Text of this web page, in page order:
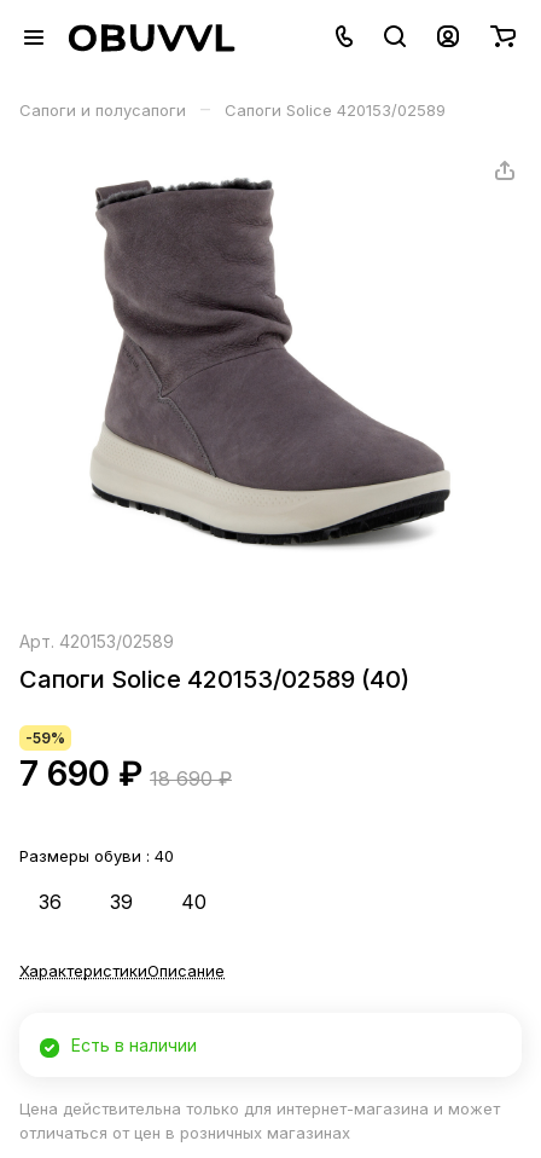
Сапоги и полусапоги – Сапоги Solice 420153/02589
Арт. 420153/02589
Сапоги Solice 420153/02589 (40)
-59%
7 690 ₽ 18 690 ₽
Размеры обуви : 40
36 39 40
ХарактеристикиОписание
Есть в наличии
Цена действительна только для интернет-магазина и может
отличаться от цен в розничных магазинах